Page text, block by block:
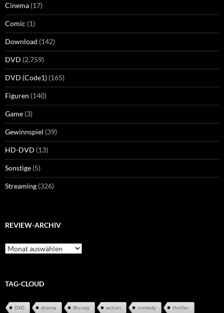
Cinema (17)
Comic (1)
Download (142)
DVD (2.759)
DVD (Code1) (165)
Figuren (140)
Game (3)
Gewinnspiel (39)
HD-DVD (13)
Sonstige (5)
Streaming (326)
REVIEW-ARCHIV
Review-
Archiv
TAG-CLOUD
DVD drama Blu-ray action comedy thriller